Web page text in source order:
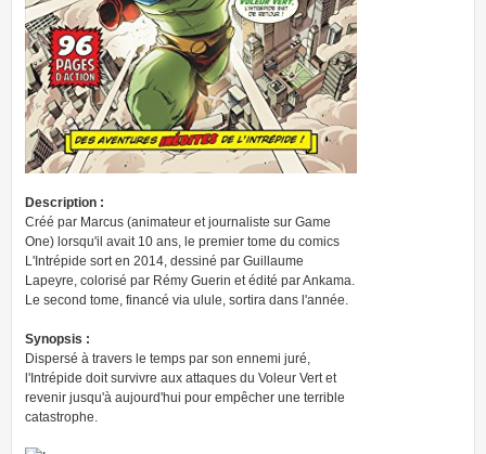
Description :
Créé par Marcus (animateur et journaliste sur Game
One) lorsqu'il avait 10 ans, le premier tome du comics
L'Intrépide sort en 2014, dessiné par Guillaume
Lapeyre, colorisé par Rémy Guerin et édité par Ankama.
Le second tome, financé via ulule, sortira dans l'année.
Synopsis :
Dispersé à travers le temps par son ennemi juré,
l'Intrépide doit survivre aux attaques du Voleur Vert et
revenir jusqu'à aujourd'hui pour empêcher une terrible
catastrophe.